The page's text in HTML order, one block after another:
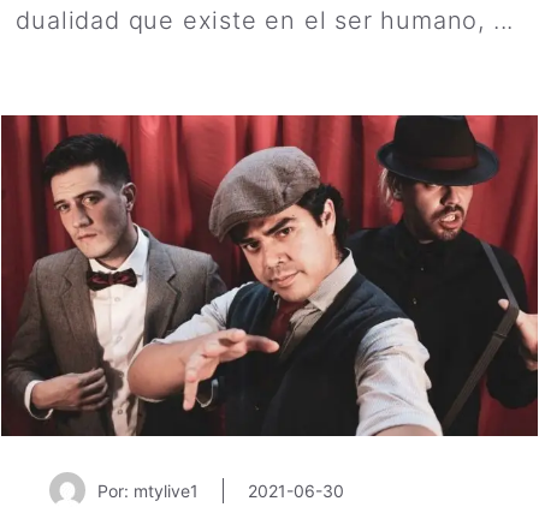
dualidad que existe en el ser humano, ...
Por: mtylive1 2021-06-30